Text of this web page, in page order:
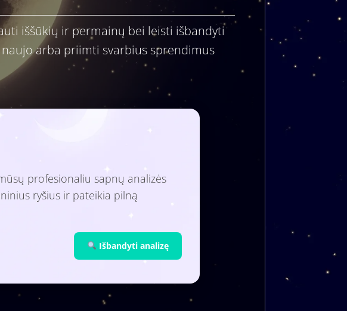
iššūkių ir permainų bei leisti išbandyti
arba priimti svarbius sprendimus
profesionaliu sapnų analizės
ryšius ir pateikia pilną
Išbandyti analizę